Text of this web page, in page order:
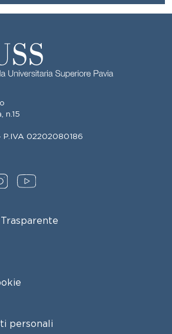
n.15
P.IVA 02202080186
personali